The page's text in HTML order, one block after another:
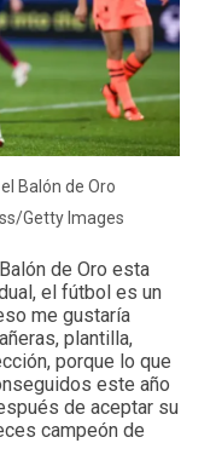
Balón de Oro
Getty Images
de Oro esta
el fútbol es un
me gustaría
plantilla,
porque lo que
este año
de aceptar su
campeón de